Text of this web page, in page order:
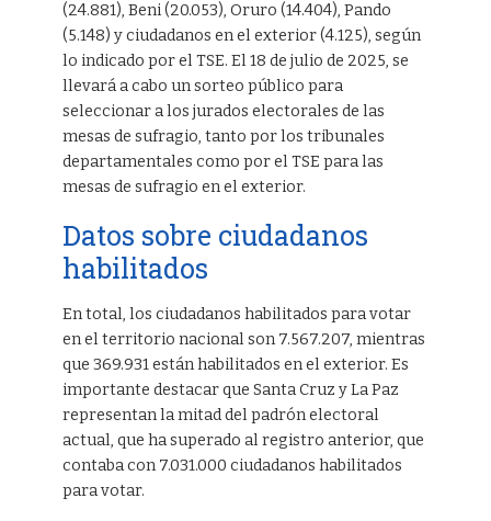
(24.881), Beni (20.053), Oruro (14.404), Pando
(5.148) y ciudadanos en el exterior (4.125), según
lo indicado por el TSE. El 18 de julio de 2025, se
llevará a cabo un sorteo público para
seleccionar a los jurados electorales de las
mesas de sufragio, tanto por los tribunales
departamentales como por el TSE para las
mesas de sufragio en el exterior.
Datos sobre ciudadanos
habilitados
En total, los ciudadanos habilitados para votar
en el territorio nacional son 7.567.207, mientras
que 369.931 están habilitados en el exterior. Es
importante destacar que Santa Cruz y La Paz
representan la mitad del padrón electoral
actual, que ha superado al registro anterior, que
contaba con 7.031.000 ciudadanos habilitados
para votar.